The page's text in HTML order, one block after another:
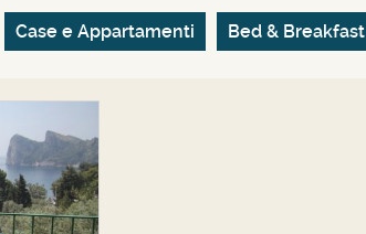
Case e Appartamenti Bed & Breakfast